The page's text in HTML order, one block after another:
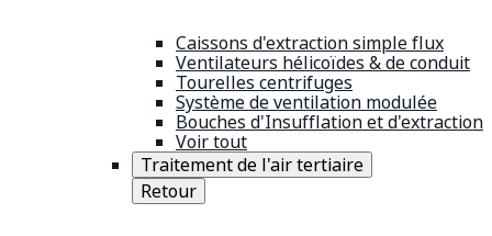
Caissons d'extraction simple flux
Ventilateurs hélicoïdes & de conduit
Tourelles centrifuges
Système de ventilation modulée
Bouches d'Insufflation et d'extraction
Voir tout
Traitement de l'air tertiaire
Retour